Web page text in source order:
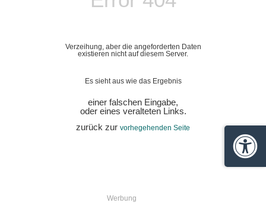
Verzeihung, aber die angeforderten Daten
existieren nicht auf diesem Server.
Es sieht aus wie das Ergebnis
einer falschen Eingabe,
oder eines veralteten Links.
zurück zur vorhegehenden Seite
Werbung